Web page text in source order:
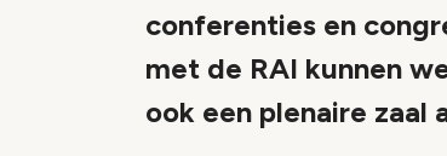
conferenties en
met de RAI kunnen
ook een plenaire zaal